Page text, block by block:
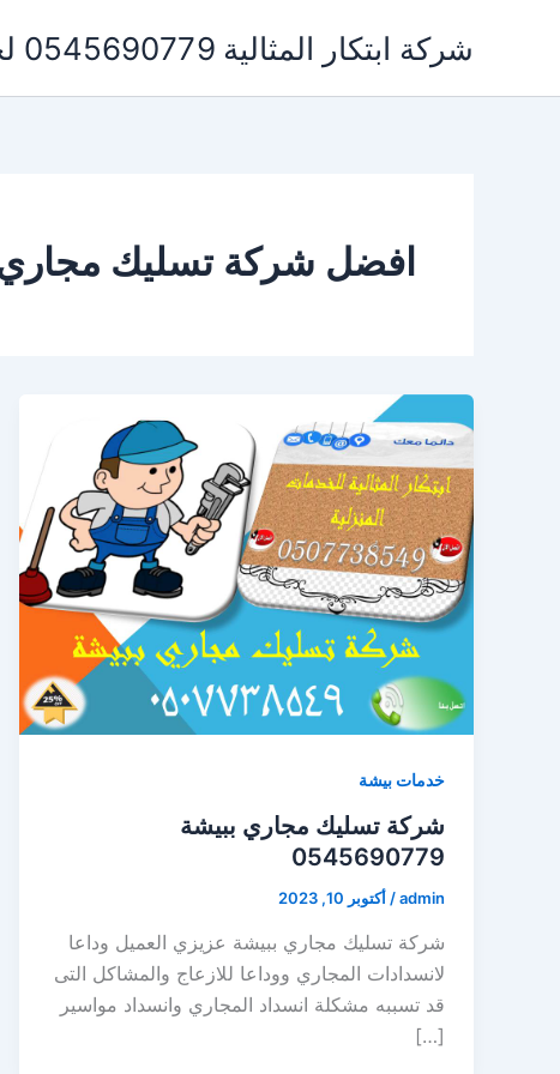
شركة ابتكار المثالية 0545690779 لخدمات التنظيف ومكافحة الحشرات
افضل شركة تسليك مجاري
خدمات بيشة
شركة تسليك مجاري ببيشة
0545690779
admin
/ أكتوبر 10, 2023
شركة تسليك مجاري ببيشة عزيزي العميل وداعا
لانسدادات المجاري ووداعا للازعاج والمشاكل التى
قد تسببه مشكلة انسداد المجاري وانسداد مواسير
[…]